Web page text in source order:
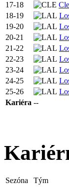
17-18
18-19
19-20
20-21
21-22
22-23
23-24
24-25
25-26
Kariéra --
Sezóna Tým